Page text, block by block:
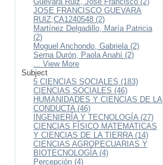
JOSE FRANCISCO GUEVARA
RUIZ;CA1240548 (2)
Martínez Delgadillo, María Patricia
(2)
Moguel Anchondo, Gabriela (2)
Serna Durón, Paola Anahí (2)
... View More
Subject
5 CIENCIAS SOCIALES (183)
CIENCIAS SOCIALES (46)
HUMANIDADES Y CIENCIAS DE LA
CONDUCTA (46)
INGENIERÍA Y TECNOLOGÍA (27)
CIENCIAS FÍSICO MATEMATICAS
Y CIENCIAS DE LA TIERRA (14)
CIENCIAS AGROPECUARIAS Y
BIOTECNOLOGÍA (4)
Percepción (4)